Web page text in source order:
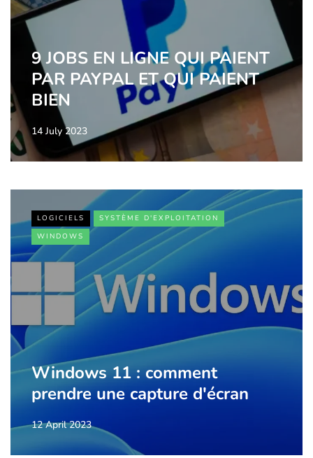
9 JOBS EN LIGNE QUI PAIENT
PAR PAYPAL ET QUI PAIENT
BIEN
14 July 2023
LOGICIELS
SYSTÈME D'EXPLOITATION
WINDOWS
Windows 11 : comment
prendre une capture d'écran
12 April 2023